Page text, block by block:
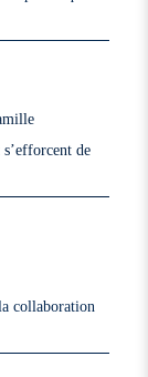
de
collaboration